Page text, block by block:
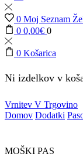
0 Moj Seznam
0 0,00€ 0
0 Košarica
Ni izdelkov v
Vrnitev V Trgovino
Domov Dodatki
MOŠKI PAS